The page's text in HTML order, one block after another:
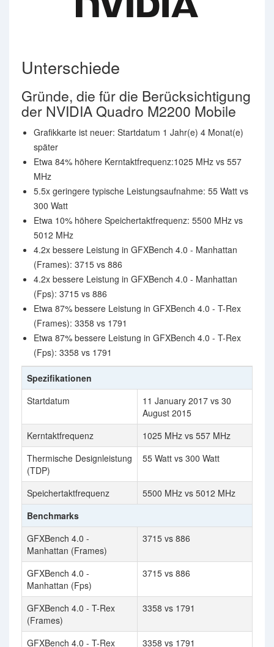
Unterschiede
Gründe, die für die Berücksichtigung
der NVIDIA Quadro M2200 Mobile
Grafikkarte ist neuer: Startdatum 1 Jahr(e) 4 Monat(e)
später
Etwa 84% höhere Kerntaktfrequenz:1025 MHz vs 557
MHz
5.5x geringere typische Leistungsaufnahme: 55 Watt vs
300 Watt
Etwa 10% höhere Speichertaktfrequenz: 5500 MHz vs
5012 MHz
4.2x bessere Leistung in GFXBench 4.0 - Manhattan
(Frames): 3715 vs 886
4.2x bessere Leistung in GFXBench 4.0 - Manhattan
(Fps): 3715 vs 886
Etwa 87% bessere Leistung in GFXBench 4.0 - T-Rex
(Frames): 3358 vs 1791
Etwa 87% bessere Leistung in GFXBench 4.0 - T-Rex
(Fps): 3358 vs 1791
Spezifikationen
Startdatum
11 January 2017 vs 30
August 2015
Kerntaktfrequenz
1025 MHz vs 557 MHz
Thermische Designleistung
(TDP)
55 Watt vs 300 Watt
Speichertaktfrequenz
5500 MHz vs 5012 MHz
Benchmarks
GFXBench 4.0 -
Manhattan (Frames)
3715 vs 886
GFXBench 4.0 -
Manhattan (Fps)
3715 vs 886
GFXBench 4.0 - T-Rex
(Frames)
3358 vs 1791
GFXBench 4.0 - T-Rex
3358 vs 1791